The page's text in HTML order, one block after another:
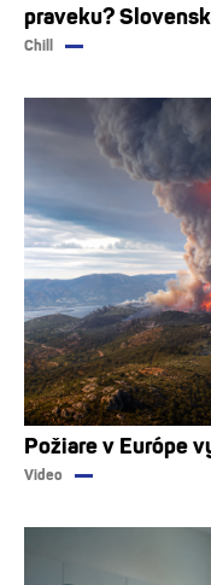
praveku?
Chill
Požiare v Európe
Video